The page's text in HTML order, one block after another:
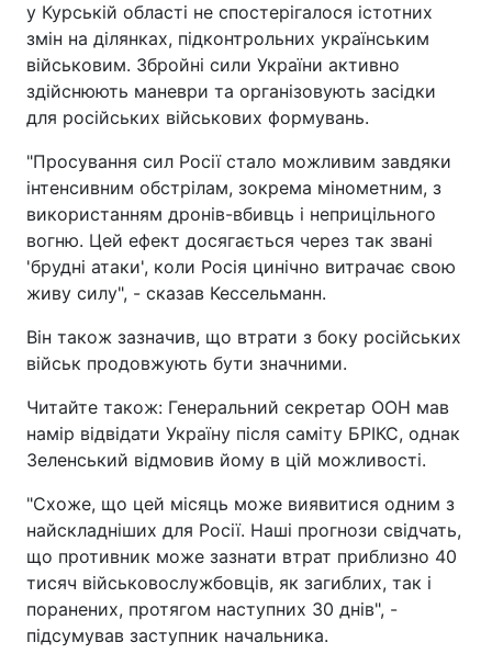
у Курській області не спостерігалося істотних
змін на ділянках, підконтрольних українським
військовим. Збройні сили України активно
здійснюють маневри та організовують засідки
для російських військових формувань.
"Просування сил Росії стало можливим завдяки
інтенсивним обстрілам, зокрема мінометним, з
використанням дронів-вбивць і неприцільного
вогню. Цей ефект досягається через так звані
'брудні атаки', коли Росія цинічно витрачає свою
живу силу", - сказав Кессельманн.
Він також зазначив, що втрати з боку російських
військ продовжують бути значними.
Читайте також: Генеральний секретар ООН мав
намір відвідати Україну після саміту БРІКС, однак
Зеленський відмовив йому в цій можливості.
"Схоже, що цей місяць може виявитися одним з
найскладніших для Росії. Наші прогнози свідчать,
що противник може зазнати втрат приблизно 40
тисяч військовослужбовців, як загиблих, так і
поранених, протягом наступних 30 днів", -
підсумував заступник начальника.